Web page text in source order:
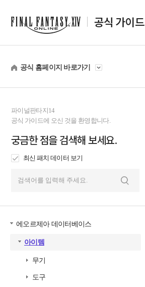
공식 가이드
공식 홈페이지 바로가기
파이널판타지14
공식 가이드에 오신 것을 환영합니다.
궁금한 점을 검색해 보세요.
최신 패치 데이터 보기
에오르제아 데이터베이스
아이템
무기
도구